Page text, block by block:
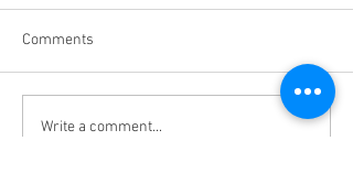
辨识风水宝地看泥土颜
Comments
Write a comment...